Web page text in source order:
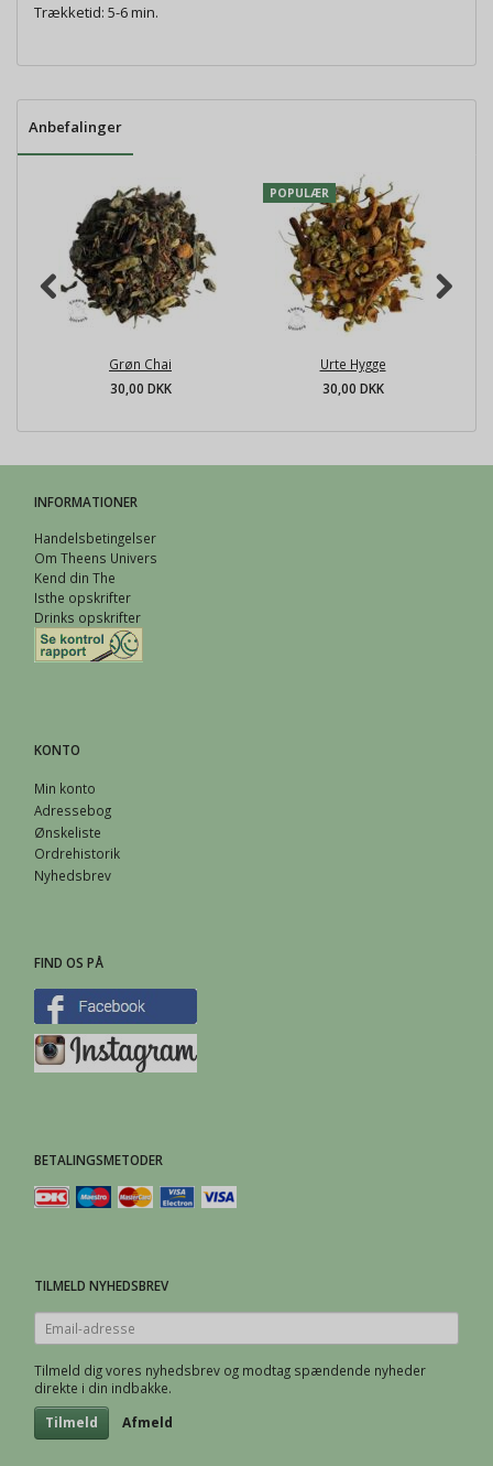
Trækketid: 5-6 min.
Anbefalinger
Grøn Chai
30,00 DKK
POPULÆR
Urte Hygge
30,00 DKK
INFORMATIONER
Handelsbetingelser
Om Theens Univers
Kend din The
Isthe opskrifter
Drinks opskrifter
KONTO
Min konto
Adressebog
Ønskeliste
Ordrehistorik
Nyhedsbrev
FIND OS PÅ
BETALINGSMETODER
TILMELD NYHEDSBREV
Email-
adresse
Tilmeld dig vores nyhedsbrev og modtag spændende nyheder
direkte i din indbakke.
Tilmeld Afmeld